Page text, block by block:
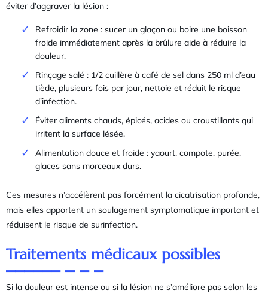
éviter d’aggraver la lésion :
Refroidir la zone : sucer un glaçon ou boire une boisson
froide immédiatement après la brûlure aide à réduire la
douleur.
Rinçage salé : 1/2 cuillère à café de sel dans 250 ml d’eau
tiède, plusieurs fois par jour, nettoie et réduit le risque
d’infection.
Éviter aliments chauds, épicés, acides ou croustillants qui
irritent la surface lésée.
Alimentation douce et froide : yaourt, compote, purée,
glaces sans morceaux durs.
Ces mesures n’accélèrent pas forcément la cicatrisation profonde,
mais elles apportent un soulagement symptomatique important et
réduisent le risque de surinfection.
Traitements médicaux possibles
Si la douleur est intense ou si la lésion ne s’améliore pas selon les